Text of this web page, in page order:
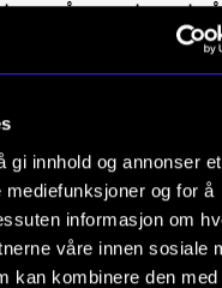
gi innhold og annonser et
og for å
informasjon om
våre innen sosiale
kan kombinere den med
og på repertoaret
svisker til nyere låter